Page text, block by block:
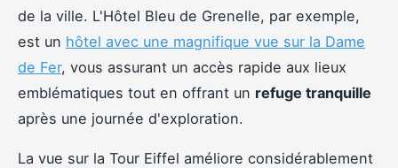
de la ville. L'Hôtel Bleu de Grenelle, par exemple,
est un hôtel avec une magnifique vue sur la Dame
de Fer, vous assurant un accès rapide aux lieux
emblématiques tout en offrant un refuge tranquille
après une journée d'exploration.
La vue sur la Tour Eiffel améliore considérablement